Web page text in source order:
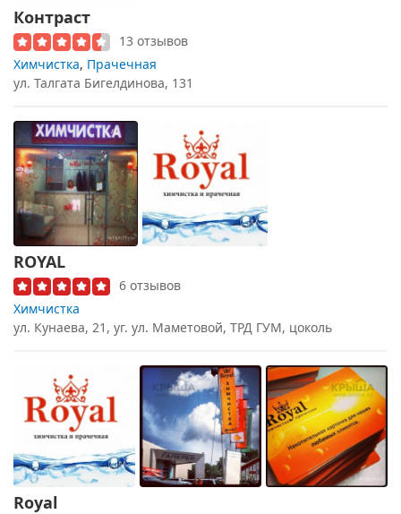
Контраст
13 отзывов
Химчистка, Прачечная
ул. ​Талгата Бигелдинова, 131
ROYAL
6 отзывов
Химчистка
ул. Кунаева, 21, уг. ул. Маметовой, ТРД ГУМ, цоколь
Royal